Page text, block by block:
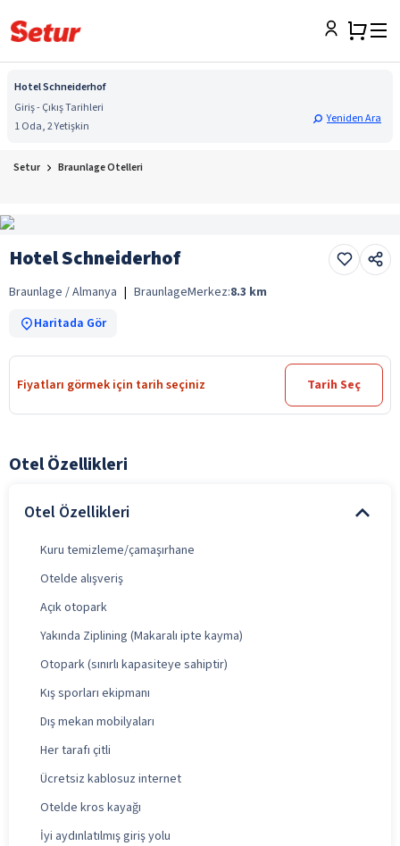
Hotel Schneiderhof
Giriş - Çıkış Tarihleri
1 Oda, 2 Yetişkin
Yeniden Ara
Setur Braunlage Otelleri
Hotel Schneiderhof
Braunlage / Almanya | BraunlageMerkez:8.3 km
Haritada Gör
Fiyatları görmek için tarih seçiniz Tarih Seç
Otel Özellikleri
Otel Özellikleri
Kuru temizleme/çamaşırhane
Otelde alışveriş
Açık otopark
Yakında Ziplining (Makaralı ipte kayma)
Otopark (sınırlı kapasiteye sahiptir)
Kış sporları ekipmanı
Dış mekan mobilyaları
Her tarafı çitli
Ücretsiz kablosuz internet
Otelde kros kayağı
İyi aydınlatılmış giriş yolu